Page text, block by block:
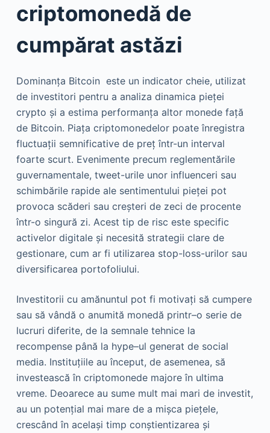
criptomonedă de
cumpărat astăzi
Dominanța Bitcoin este un indicator cheie, utilizat
de investitori pentru a analiza dinamica pieței
crypto și a estima performanța altor monede față
de Bitcoin. Piața criptomonedelor poate înregistra
fluctuații semnificative de preț într-un interval
foarte scurt. Evenimente precum reglementările
guvernamentale, tweet-urile unor influenceri sau
schimbările rapide ale sentimentului pieței pot
provoca scăderi sau creșteri de zeci de procente
într-o singură zi. Acest tip de risc este specific
activelor digitale și necesită strategii clare de
gestionare, cum ar fi utilizarea stop-loss-urilor sau
diversificarea portofoliului.
Investitorii cu amănuntul pot fi motivați să cumpere
sau să vândă o anumită monedă printr–o serie de
lucruri diferite, de la semnale tehnice la
recompense până la hype–ul generat de social
media. Instituțiile au început, de asemenea, să
investească în criptomonede majore în ultima
vreme. Deoarece au sume mult mai mari de investit,
au un potențial mai mare de a mișca piețele,
crescând în același timp conștientizarea și